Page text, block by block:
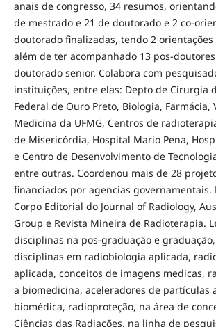
anais de congresso, 34 resumos,
de mestrado e 21 de doutorado e 2 co-
doutorado finalizadas, tendo 2
além de ter acompanhado 13 pos-
doutorado senior. Colabora com
instituições, entre elas: Depto de Cirurgia
Federal de Ouro Preto, Biologia, Farmácia,
Medicina da UFMG, Centros de
de Misericórdia, Hospital Mario Pena,
e Centro de Desenvolvimento de
entre outras. Coordenou mais de 28
financiados por agencias governamentais.
Corpo Editorial do Journal of Radiology,
Group e Revista Mineira de Radioterapia.
disciplinas na pos-graduação e
disciplinas em radiobiologia aplicada,
aplicada, conceitos de imagens medicas,
a biomedicina, aceleradores de partículas
biomédica, radioproteção, na área de
Ciências das Radiações, na linha de